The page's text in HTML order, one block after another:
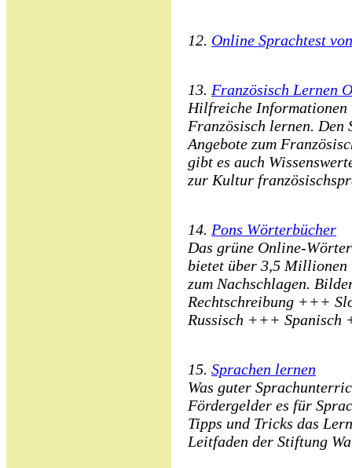
12. Online Sprachtest
13. Französisch Lernen
Hilfreiche Informationen
Französisch lernen. Den
Angebote zum
gibt es auch
zur Kultur
14. Pons Wörterbücher
Das grüne Online-
bietet über 3,5 Millionen
zum Nachschlagen.
Rechtschreibung +++
Russisch +++
15. Sprachen lernen
Was guter
Fördergelder es für
Tipps und Tricks das
Leitfaden der Stiftung